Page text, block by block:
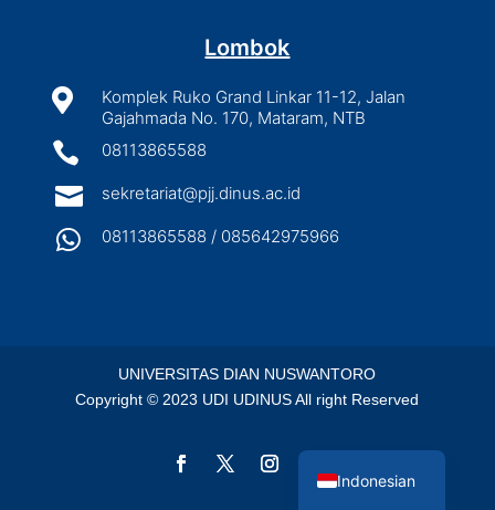
Lombok

Komplek Ruko Grand Linkar 11-12, Jalan
Gajahmada No. 170, Mataram, NTB
 08113865588
 sekretariat@pjj.dinus.ac.id
 08113865588 / 085642975966
UNIVERSITAS DIAN NUSWANTORO
Copyright © 2023 UDI UDINUS All right Reserved
Indonesian